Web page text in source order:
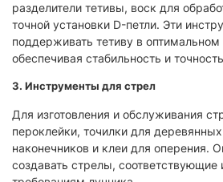
разделители тетивы, воск для
точной установки D-петли. Эти
поддерживать тетиву в оптимальном
обеспечивая стабильность и
3. Инструменты для стрел
Для изготовления и обслуживания
пероклейки, точилки для
наконечников и клеи для оперения.
создавать стрелы,